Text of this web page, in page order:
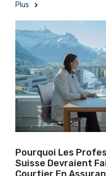
Plus
Pourquoi Les
Suisse Devraient